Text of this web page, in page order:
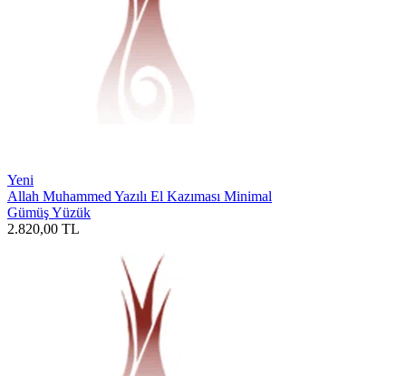
Yeni
Allah Muhammed Yazılı El Kazıması Minimal
Gümüş Yüzük
2.820,00 TL